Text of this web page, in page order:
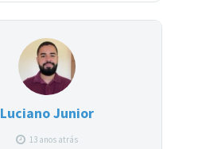
Luciano Junior
13 anos atrás